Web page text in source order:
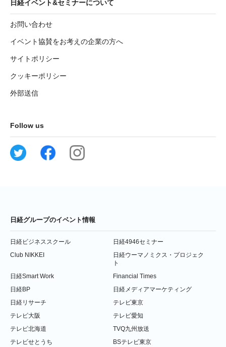
日経イベント&セミナーについて
お問い合わせ
イベント協賛をお考えの企業の方へ
サイトポリシー
クッキーポリシー
外部送信
Follow us
日経グループのイベント情報
日経ビジネススクール
日経4946セミナー
Club NIKKEI
日経ウーマノミクス・プロジェク
ト
日経Smart Work
Financial Times
日経BP
日経メディアマーケティング
日経リサーチ
テレビ東京
テレビ大阪
テレビ愛知
テレビ北海道
TVQ九州放送
テレビせとうち
BSテレビ東京